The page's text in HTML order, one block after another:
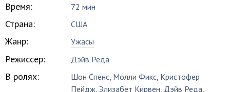
Время: 72 мин
Страна: США
Жанр: Ужасы
Режиссер: Дэйв Реда
В ролях: Шон Спенс, Молли Фикс, Кристофер
Пейдж,Элизабет Кирвен, Дэйв Реда,